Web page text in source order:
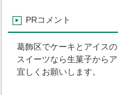
PRコメント
葛飾区でケーキとアイス
スイーツなら生菓子から
宜しくお願いします。